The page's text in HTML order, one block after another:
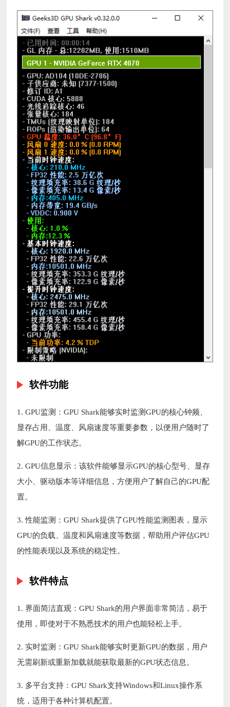
软件功能
1. GPU监测：GPU Shark能够实时监测GPU的核心钟频、
显存占用、温度、风扇速度等重要参数，以便用户随时了
解GPU的工作状态。
2. GPU信息显示：该软件能够显示GPU的核心型号、显存
大小、驱动版本等详细信息，方便用户了解自己的GPU配
置。
3. 性能监测：GPU Shark提供了GPU性能监测图表，显示
GPU的负载、温度和风扇速度等数据，帮助用户评估GPU
的性能表现以及系统的稳定性。
软件特点
1. 界面简洁直观：GPU Shark的用户界面非常简洁，易于
使用，即使对于不熟悉技术的用户也能轻松上手。
2. 实时监测：GPU Shark能够实时更新GPU的数据，用户
无需刷新或重新加载就能获取最新的GPU状态信息。
3. 多平台支持：GPU Shark支持Windows和Linux操作系
统，适用于各种计算机配置。